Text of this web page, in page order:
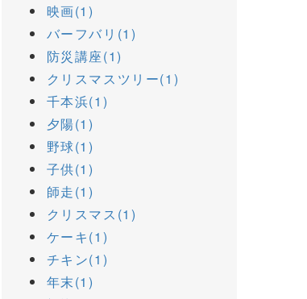
映画(1)
バーフバリ(1)
防災講座(1)
クリスマスツリー(1)
千本浜(1)
夕陽(1)
野球(1)
子供(1)
師走(1)
クリスマス(1)
ケーキ(1)
チキン(1)
年末(1)